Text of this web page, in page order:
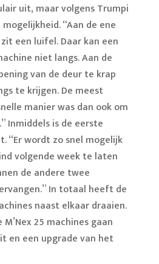
uit, maar volgens Trumpi
“Aan de ene
een luifel. Daar kan een
niet langs. Aan de
van de deur te krap
te krijgen. De meest
manier was dan ook om
Inmiddels is de eerste
“Er wordt zo snel mogelijk
volgende week te laten
de andere twee
In totaal heeft de
naast elkaar draaien.
25 machines gaan
en een upgrade van het